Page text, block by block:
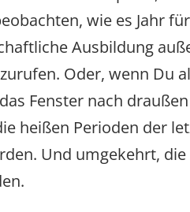
wie es Jahr
Ausbildung
Oder, wenn Du
Fenster nach
heißen Perioden der
Und umgekehrt,